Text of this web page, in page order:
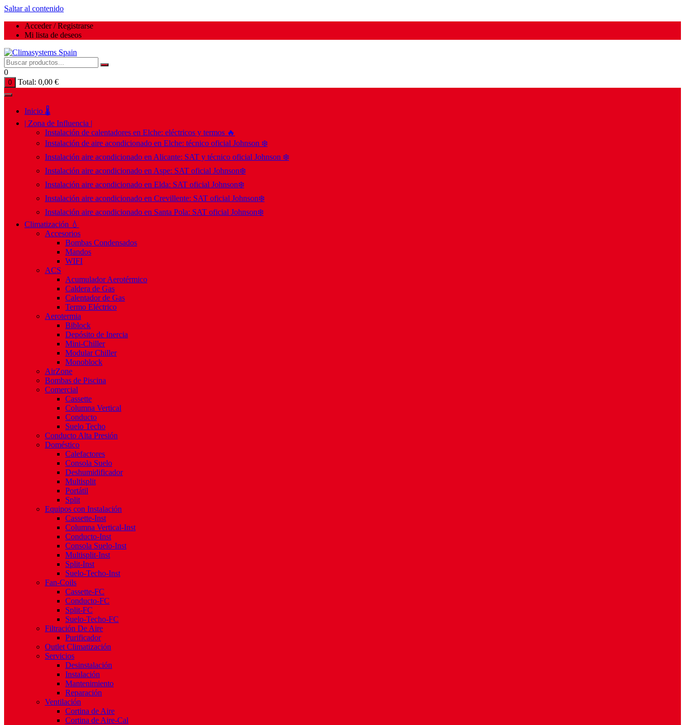
Saltar al contenido
Acceder / Registrarse
Mi lista de deseos
0
0 Total: 0,00 €
Inicio 🌡️
| Zona de Influencia |
Instalación de calentadores en Elche: eléctricos y termos 🔥
Instalación de aire acondicionado en Elche: técnico oficial Johnson ❄️
Instalación aire acondicionado en Alicante: SAT y técnico oficial Johnson ❄️
Instalación aire acondicionado en Aspe: SAT oficial Johnson❄️
Instalación aire acondicionado en Elda: SAT oficial Johnson❄️
Instalación aire acondicionado en Crevillente: SAT oficial Johnson❄️
Instalación aire acondicionado en Santa Pola: SAT oficial Johnson❄️
Climatización 💧
Accesorios
Bombas Condensados
Mandos
WIFI
ACS
Acumulador Aerotérmico
Caldera de Gas
Calentador de Gas
Termo Eléctrico
Aerotermia
Biblock
Depósito de Inercia
Mini-Chiller
Modular Chiller
Monoblock
AirZone
Bombas de Piscina
Comercial
Cassette
Columna Vertical
Conducto
Suelo Techo
Conducto Alta Presión
Doméstico
Calefactores
Consola Suelo
Deshumidificador
Multisplit
Portátil
Split
Equipos con Instalación
Cassette-Inst
Columna Vertical-Inst
Conducto-Inst
Consola Suelo-Inst
Multisplit-Inst
Split-Inst
Suelo-Techo-Inst
Fan-Coils
Cassette-FC
Conducto-FC
Split-FC
Suelo-Techo-FC
Filtración De Aire
Purificador
Outlet Climatización
Servicios
Desinstalación
Instalación
Mantenimiento
Reparación
Ventilación
Cortina de Aire
Cortina de Aire-Cal